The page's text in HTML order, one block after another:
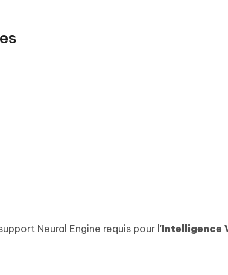
Neural Engine requis pour l'Intelligence